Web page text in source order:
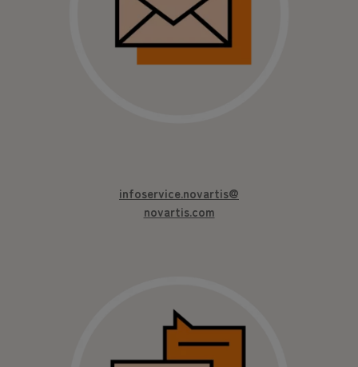
infoservice.novartis@
novartis.com